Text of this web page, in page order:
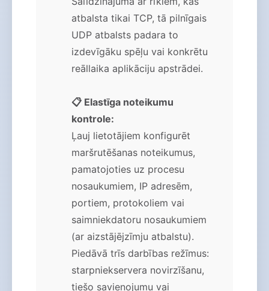
atbalsta tikai TCP, tā pilnīgais
UDP atbalsts padara to
izdevīgāku spēļu vai konkrētu
reāllaika aplikāciju apstrādei.
📋 Elastīga noteikumu
kontrole:
Ļauj lietotājiem konfigurēt
maršrutēšanas noteikumus,
pamatojoties uz procesu
nosaukumiem, IP adresēm,
portiem, protokoliem vai
saimniekdatoru nosaukumiem
(ar aizstājējzīmju atbalstu).
Piedāvā trīs darbības režīmus:
starpniekservera novirzīšanu,
tiešo savienojumu vai